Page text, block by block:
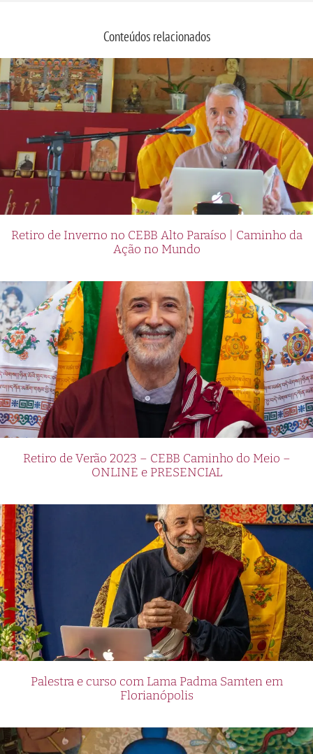
Conteúdos relacionados
Retiro de Inverno no CEBB Alto Paraíso | Caminho da
Ação no Mundo
Retiro de Verão 2023 – CEBB Caminho do Meio –
ONLINE e PRESENCIAL
Palestra e curso com Lama Padma Samten em
Florianópolis